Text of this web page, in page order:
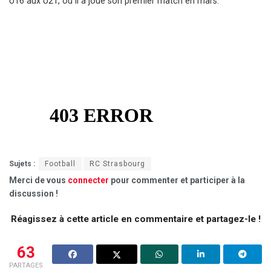
Sujets : Football RC Strasbourg
Merci de vous connecter pour commenter et participer à la
discussion !
Réagissez à cette article en commentaire et partagez-le !
63
PARTAGES